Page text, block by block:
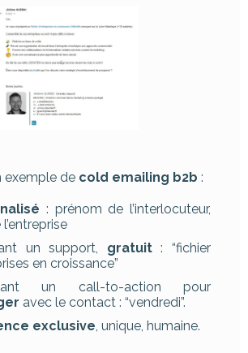
exemple de cold emailing b2b :
: prénom de l’interlocuteur,
un support, gratuit: “fichier
en croissance”
un call-to-action pour
avec le contact : “vendredi”.
exclusive, unique, humaine.